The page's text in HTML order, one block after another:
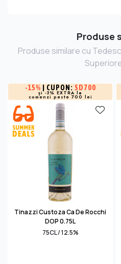
Produse
Produse similare cu
-15% | CUPON: SD700
și -3% EXTRA la
comenzi peste 700 lei
Tinazzi Custoza Ca De Rocchi
DOP 0.75L
75CL / 12.5%